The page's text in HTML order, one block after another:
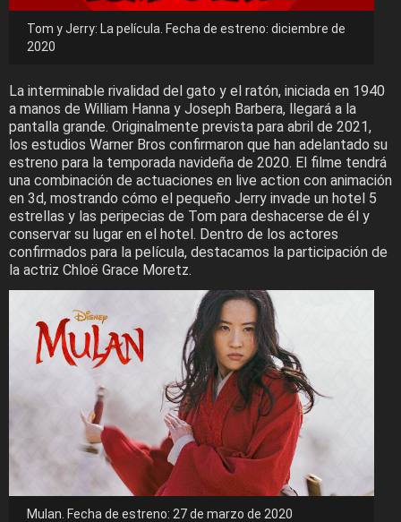
Tom y Jerry: La película. Fecha de estreno: diciembre de
2020
La interminable rivalidad del gato y el ratón, iniciada en 1940
a manos de William Hanna y Joseph Barbera, llegará a la
pantalla grande. Originalmente prevista para abril de 2021,
los estudios Warner Bros confirmaron que han adelantado su
estreno para la temporada navideña de 2020. El filme tendrá
una combinación de actuaciones en live action con animación
en 3d, mostrando cómo el pequeño Jerry invade un hotel 5
estrellas y las peripecias de Tom para deshacerse de él y
conservar su lugar en el hotel. Dentro de los actores
confirmados para la película, destacamos la participación de
la actriz Chloë Grace Moretz.
Mulan. Fecha de estreno: 27 de marzo de 2020